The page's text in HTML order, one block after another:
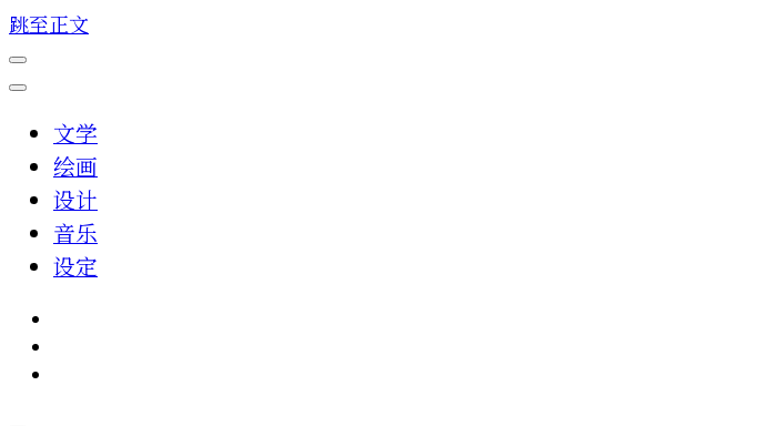
跳至正文
文学
绘画
设计
音乐
设定